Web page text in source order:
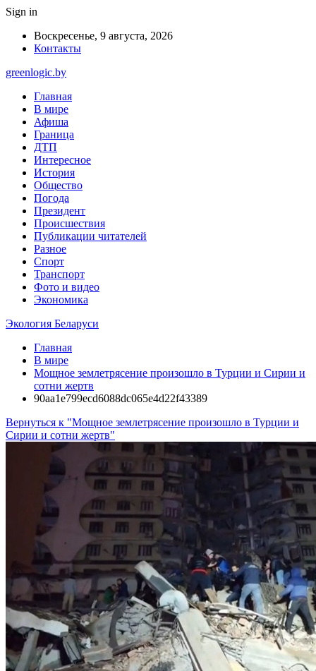
Sign in
Воскресенье, 9 августа, 2026
Контакты
greenlogic.by
Главная
В мире
Афиша
Граница
ДТП
Интересное
История
Общество
Погода
Президент
Происшествия
Публикации читателей
Разное
Спорт
Транспорт
Фото и видео
Экономика
Экология Беларуси
Главная
В мире
Мощное землетрясение произошло в Турции и Сирии и
сотни жертв
90aa1e799ecd6088dc065e4d22f43389
Вернуться к "Мощное землетрясение произошло в Турции и
Сирии и сотни жертв"